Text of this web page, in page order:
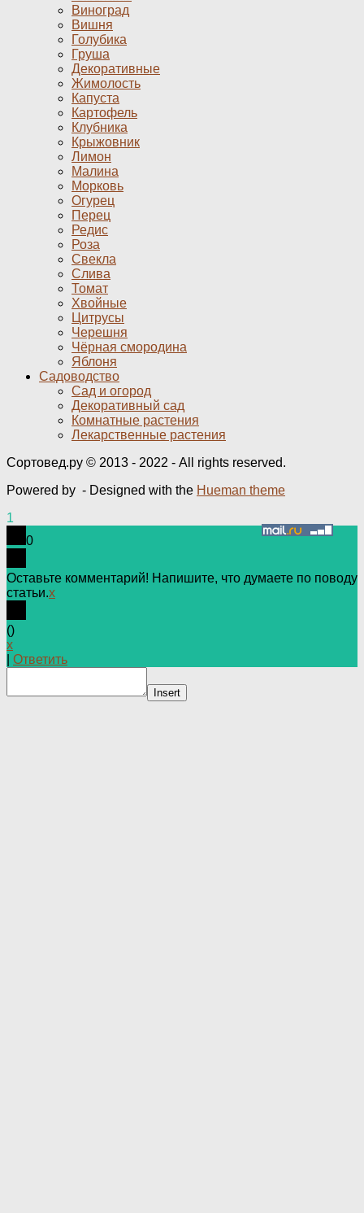
Виноград
Вишня
Голубика
Груша
Декоративные
Жимолость
Капуста
Картофель
Клубника
Крыжовник
Лимон
Малина
Морковь
Огурец
Перец
Редис
Роза
Свекла
Слива
Томат
Хвойные
Цитрусы
Черешня
Чёрная смородина
Яблоня
Садоводство
Сад и огород
Декоративный сад
Комнатные растения
Лекарственные растения
Сортовед.ру © 2013 - 2022 - All rights reserved.
Powered by - Designed with the Hueman theme
1
0
Оставьте комментарий! Напишите, что думаете по поводу
статьи.x
()
x
Ответить
Insert